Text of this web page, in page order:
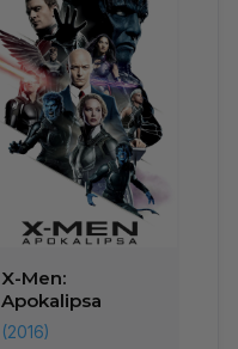
X-Men:
Apokalipsa
(2016)